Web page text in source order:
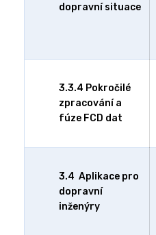
dopravní situace
3.3.4 Pokročilé
zpracování a
fúze FCD dat
3.4 Aplikace pro
dopravní
inženýry